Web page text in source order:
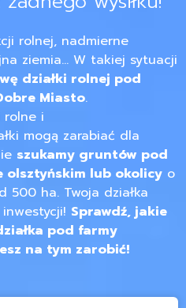
rolnej, nadmierne
ziemia… W takiej sytuacji
działki rolnej pod
Miasto.
rolne i
mogą zarabiać dla
szukamy gruntów pod
lub okolicy o
500 ha. Twoja działka
Sprawdź, jakie
pod farmy
na tym zarobić!